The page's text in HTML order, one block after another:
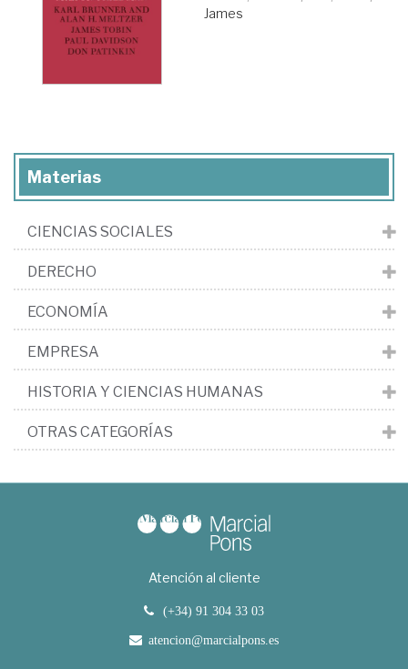
James
Materias
CIENCIAS SOCIALES
DERECHO
ECONOMÍA
EMPRESA
HISTORIA Y CIENCIAS HUMANAS
OTRAS CATEGORÍAS
Atención al cliente
(+34) 91 304 33 03
atencion@marcialpons.es